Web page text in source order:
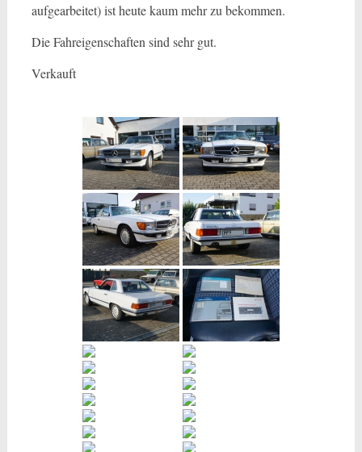
aufgearbeitet) ist heute kaum mehr zu bekommen.
Die Fahreigenschaften sind sehr gut.
Verkauft